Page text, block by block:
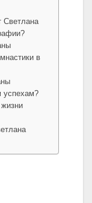
Светлана
в
успехам?